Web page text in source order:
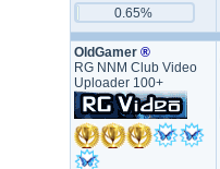
0.65%
OldGamer ®
RG NNM Club Video
Uploader 100+